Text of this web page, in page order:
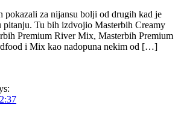
za nijansu bolji od drugih kad je
Tu bih izdvojio Masterbih Creamy
Premium River Mix, Masterbih Premium
i Mix kao nadopuna nekim od […]